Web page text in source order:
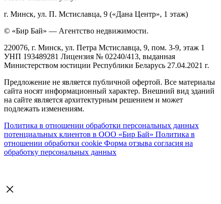
г. Минск, ул. П. Мстиславца, 9 («Дана Центр», 1 этаж)
© «Бир Бай» — Агентство недвижимости.
220076, г. Минск, ул. Петра Мстиславца, 9, пом. 3-9, этаж 1
УНП 193489281 Лицензия № 02240/413, выданная
Министерством юстиции Республики Беларусь 27.04.2021 г.
Предложение не является публичной офертой. Все материалы
сайта носят информационный характер. Внешний вид зданий
на сайте является архитектурным решением и может
подлежать изменениям.
Политика в отношении обработки персональных данных
потенциальных клиентов в ООО «Бир Бай» Политика в
отношении обработки cookie Форма отзыва согласия на
обработку персональных данных